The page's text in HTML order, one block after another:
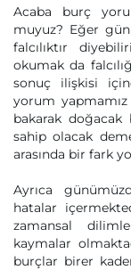
Acaba burç
muyuz? Eğer
falcılıktır
okumak da
sonuç ilişkisi
yorum
bakarak
sahip olacak
arasında bir fark
Ayrıca
hatalar
zamansal
kaymalar
burçlar birer